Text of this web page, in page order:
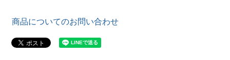
商品についてのお問い合わせ